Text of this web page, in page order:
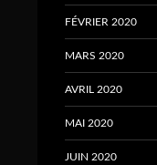
FÉVRIER 2020
MARS 2020
AVRIL 2020
MAI 2020
JUIN 2020